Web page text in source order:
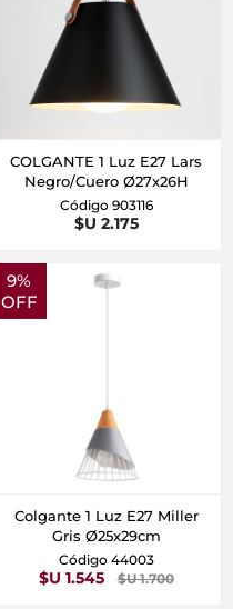
COLGANTE 1 Luz E27 Lars
Negro/Cuero Ø27x26H
Código 903116
$U 2.175
9%
OFF
Colgante 1 Luz E27 Miller
Gris Ø25x29cm
Código 44003
$U 1.545 $U 1.700